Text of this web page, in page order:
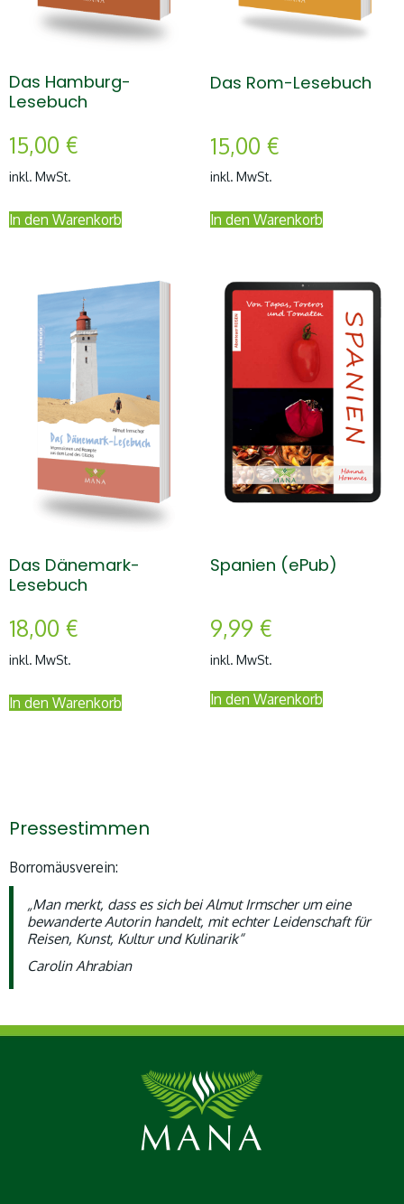
Das Hamburg-
Lesebuch
15,00 €
inkl. MwSt.
In den Warenkorb
Das Rom-Lesebuch
15,00 €
inkl. MwSt.
In den Warenkorb
Das Dänemark-
Lesebuch
18,00 €
inkl. MwSt.
In den Warenkorb
Spanien (ePub)
9,99 €
inkl. MwSt.
In den Warenkorb
Pressestimmen
Borromäusverein:
„Man merkt, dass es sich bei Almut Irmscher um eine
bewanderte Autorin handelt, mit echter Leidenschaft für
Reisen, Kunst, Kultur und Kulinarik“
Carolin Ahrabian